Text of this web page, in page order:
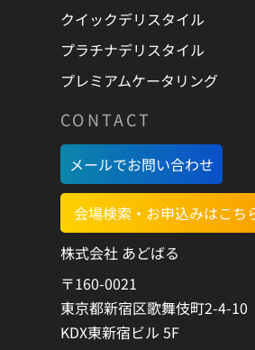
クイックデリスタイル
プラチナデリスタイル
プレミアムケータリング
CONTACT
メールでお問い合わせ
会場検索・お申込みはこち
株式会社 あどばる
〒160-0021
東京都新宿区歌舞伎町2-4-10
KDX東新宿ビル 5F